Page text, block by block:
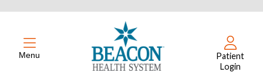
Menu
Patient
Login